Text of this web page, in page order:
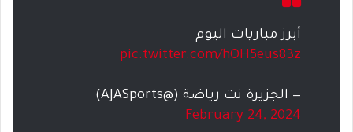
أبرز مباريات اليوم
pic.twitter.com/hOH5eus83z
— الجزيرة نت رياضة (@AJASports)
February 24, 2024